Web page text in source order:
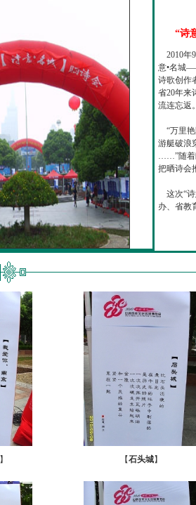
“诗
2010年
意•名城
诗歌创作
省20年来
流连忘返
“万里艳
游艇破浪
……”随着
把晒诗会
这次“诗
办、省教
】 【石头城】